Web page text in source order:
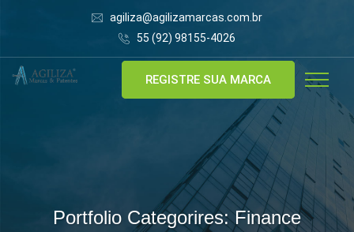
agiliza@agilizamarcas.com.br
55 (92) 98155-4026
REGISTRE SUA MARCA
Portfolio Categorires:Finance